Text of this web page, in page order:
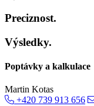
Preciznost.
Výsledky.
Poptávky a kalkulace
Martin Kotas
+420 739 913 656